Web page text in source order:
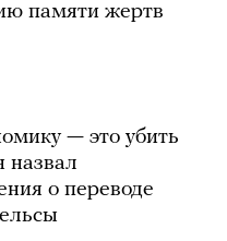
памяти жертв
— это убить
назвал
о переводе